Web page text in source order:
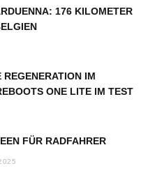
176 KILOMETER
REGENERATION IM
ONE LITE IM TEST
FÜR RADFAHRER